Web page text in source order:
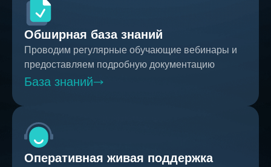
Обширная база знаний
Проводим регулярные обучающие вебинары и
предоставляем подробную документацию
База знаний
Оперативная живая поддержка